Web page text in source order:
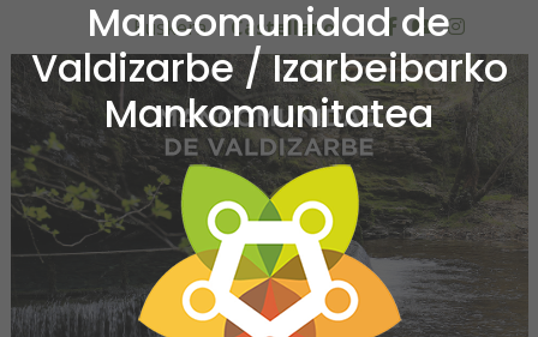
Mancomunidad de
Valdizarbe / Izarbeibarko
Mankomunitatea
Ir al contenido
Euskera Castellano facebook
youtube
Mancomunidad de